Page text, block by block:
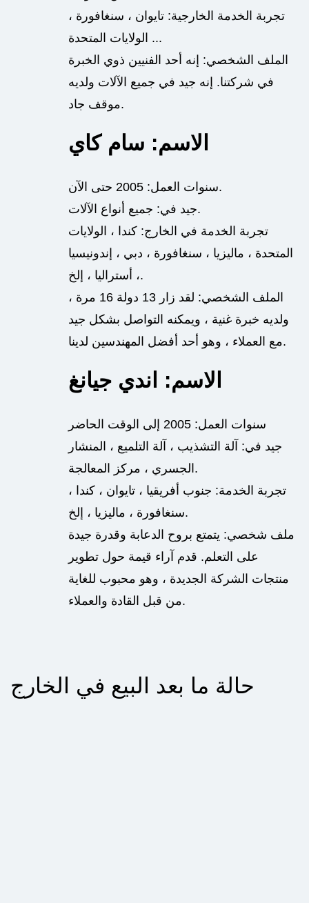
تجربة الخدمة الخارجية: تايوان ، سنغافورة ،
الولايات المتحدة ...
الملف الشخصي: إنه أحد الفنيين ذوي الخبرة
في شركتنا. إنه جيد في جميع الآلات ولديه
موقف جاد.
الاسم: سام كاي
سنوات العمل: 2005 حتى الآن.
جيد في: جميع أنواع الآلات.
تجربة الخدمة في الخارج: كندا ، الولايات
المتحدة ، ماليزيا ، سنغافورة ، دبي ، إندونيسيا
، أستراليا ، إلخ.
الملف الشخصي: لقد زار 13 دولة 16 مرة ،
ولديه خبرة غنية ، ويمكنه التواصل بشكل جيد
مع العملاء ، وهو أحد أفضل المهندسين لدينا.
الاسم: اندي جيانغ
سنوات العمل: 2005 إلى الوقت الحاضر
جيد في: آلة التشذيب ، آلة التلميع ، المنشار
الجسري ، مركز المعالجة.
تجربة الخدمة: جنوب أفريقيا ، تايوان ، كندا ،
سنغافورة ، ماليزيا ، إلخ.
ملف شخصي: يتمتع بروح الدعابة وقدرة جيدة
على التعلم. قدم آراء قيمة حول تطوير
منتجات الشركة الجديدة ، وهو محبوب للغاية
من قبل القادة والعملاء.
حالة ما بعد البيع في الخارج